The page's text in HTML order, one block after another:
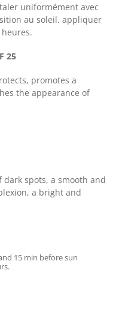
uniformément avec
au soleil. appliquer
25
promotes a
the appearance of
spots, a smooth and
a bright and
15 min before sun